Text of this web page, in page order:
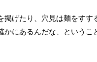
掲げたり、穴見は麺をす
にあるんだな、という